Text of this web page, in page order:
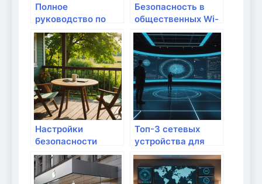
Полное
руководство по
настройке роутера
для повышения
безопасности
домашней сети
Безопасность в
общественных Wi-
Fi: как защитить
свои данные дома
и в пути
Настройки
безопасности
роутера: как
защитить свои
данные?
Топ-3 сетевых
устройства для
удаленной работы